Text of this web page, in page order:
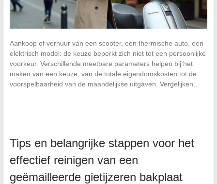
Aankoop of verhuur van een scooter, een thermische auto, een
elektrisch model: de keuze beperkt zich niet tot een persoonlijke
voorkeur. Verschillende meetbare parameters helpen bij het
maken van een keuze, van de totale eigendomskosten tot de
voorspelbaarheid van de maandelijkse uitgaven. Vergelijken…
Tips en belangrijke stappen voor het
effectief reinigen van een
geëmailleerde gietijzeren bakplaat